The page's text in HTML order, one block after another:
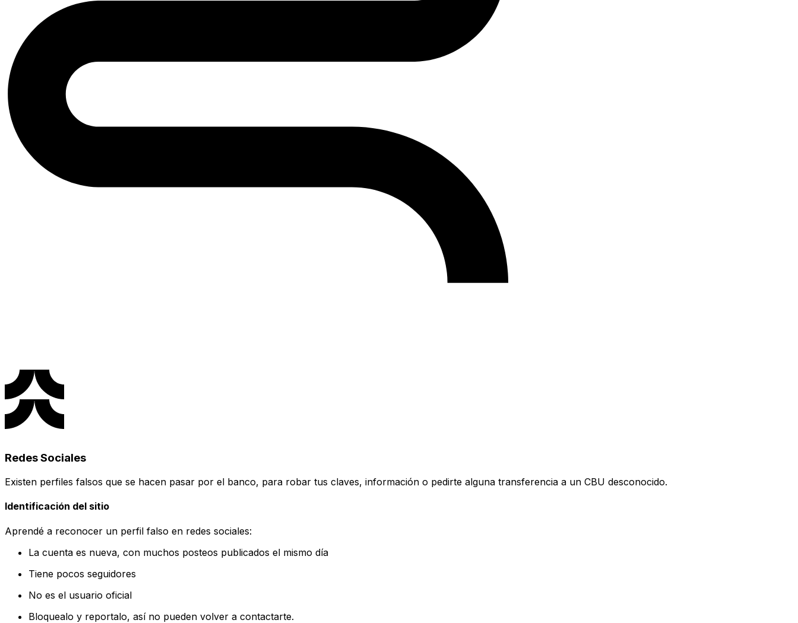
Redes Sociales
Existen perfiles falsos que se hacen pasar por el banco, para robar tus claves, información o pedirte alguna transferencia a un CBU desconocido.
Identificación del sitio
Aprendé a reconocer un perfil falso en redes sociales:
La cuenta es nueva, con muchos posteos publicados el mismo día
Tiene pocos seguidores
No es el usuario oficial
Bloquealo y reportalo, así no pueden volver a contactarte.